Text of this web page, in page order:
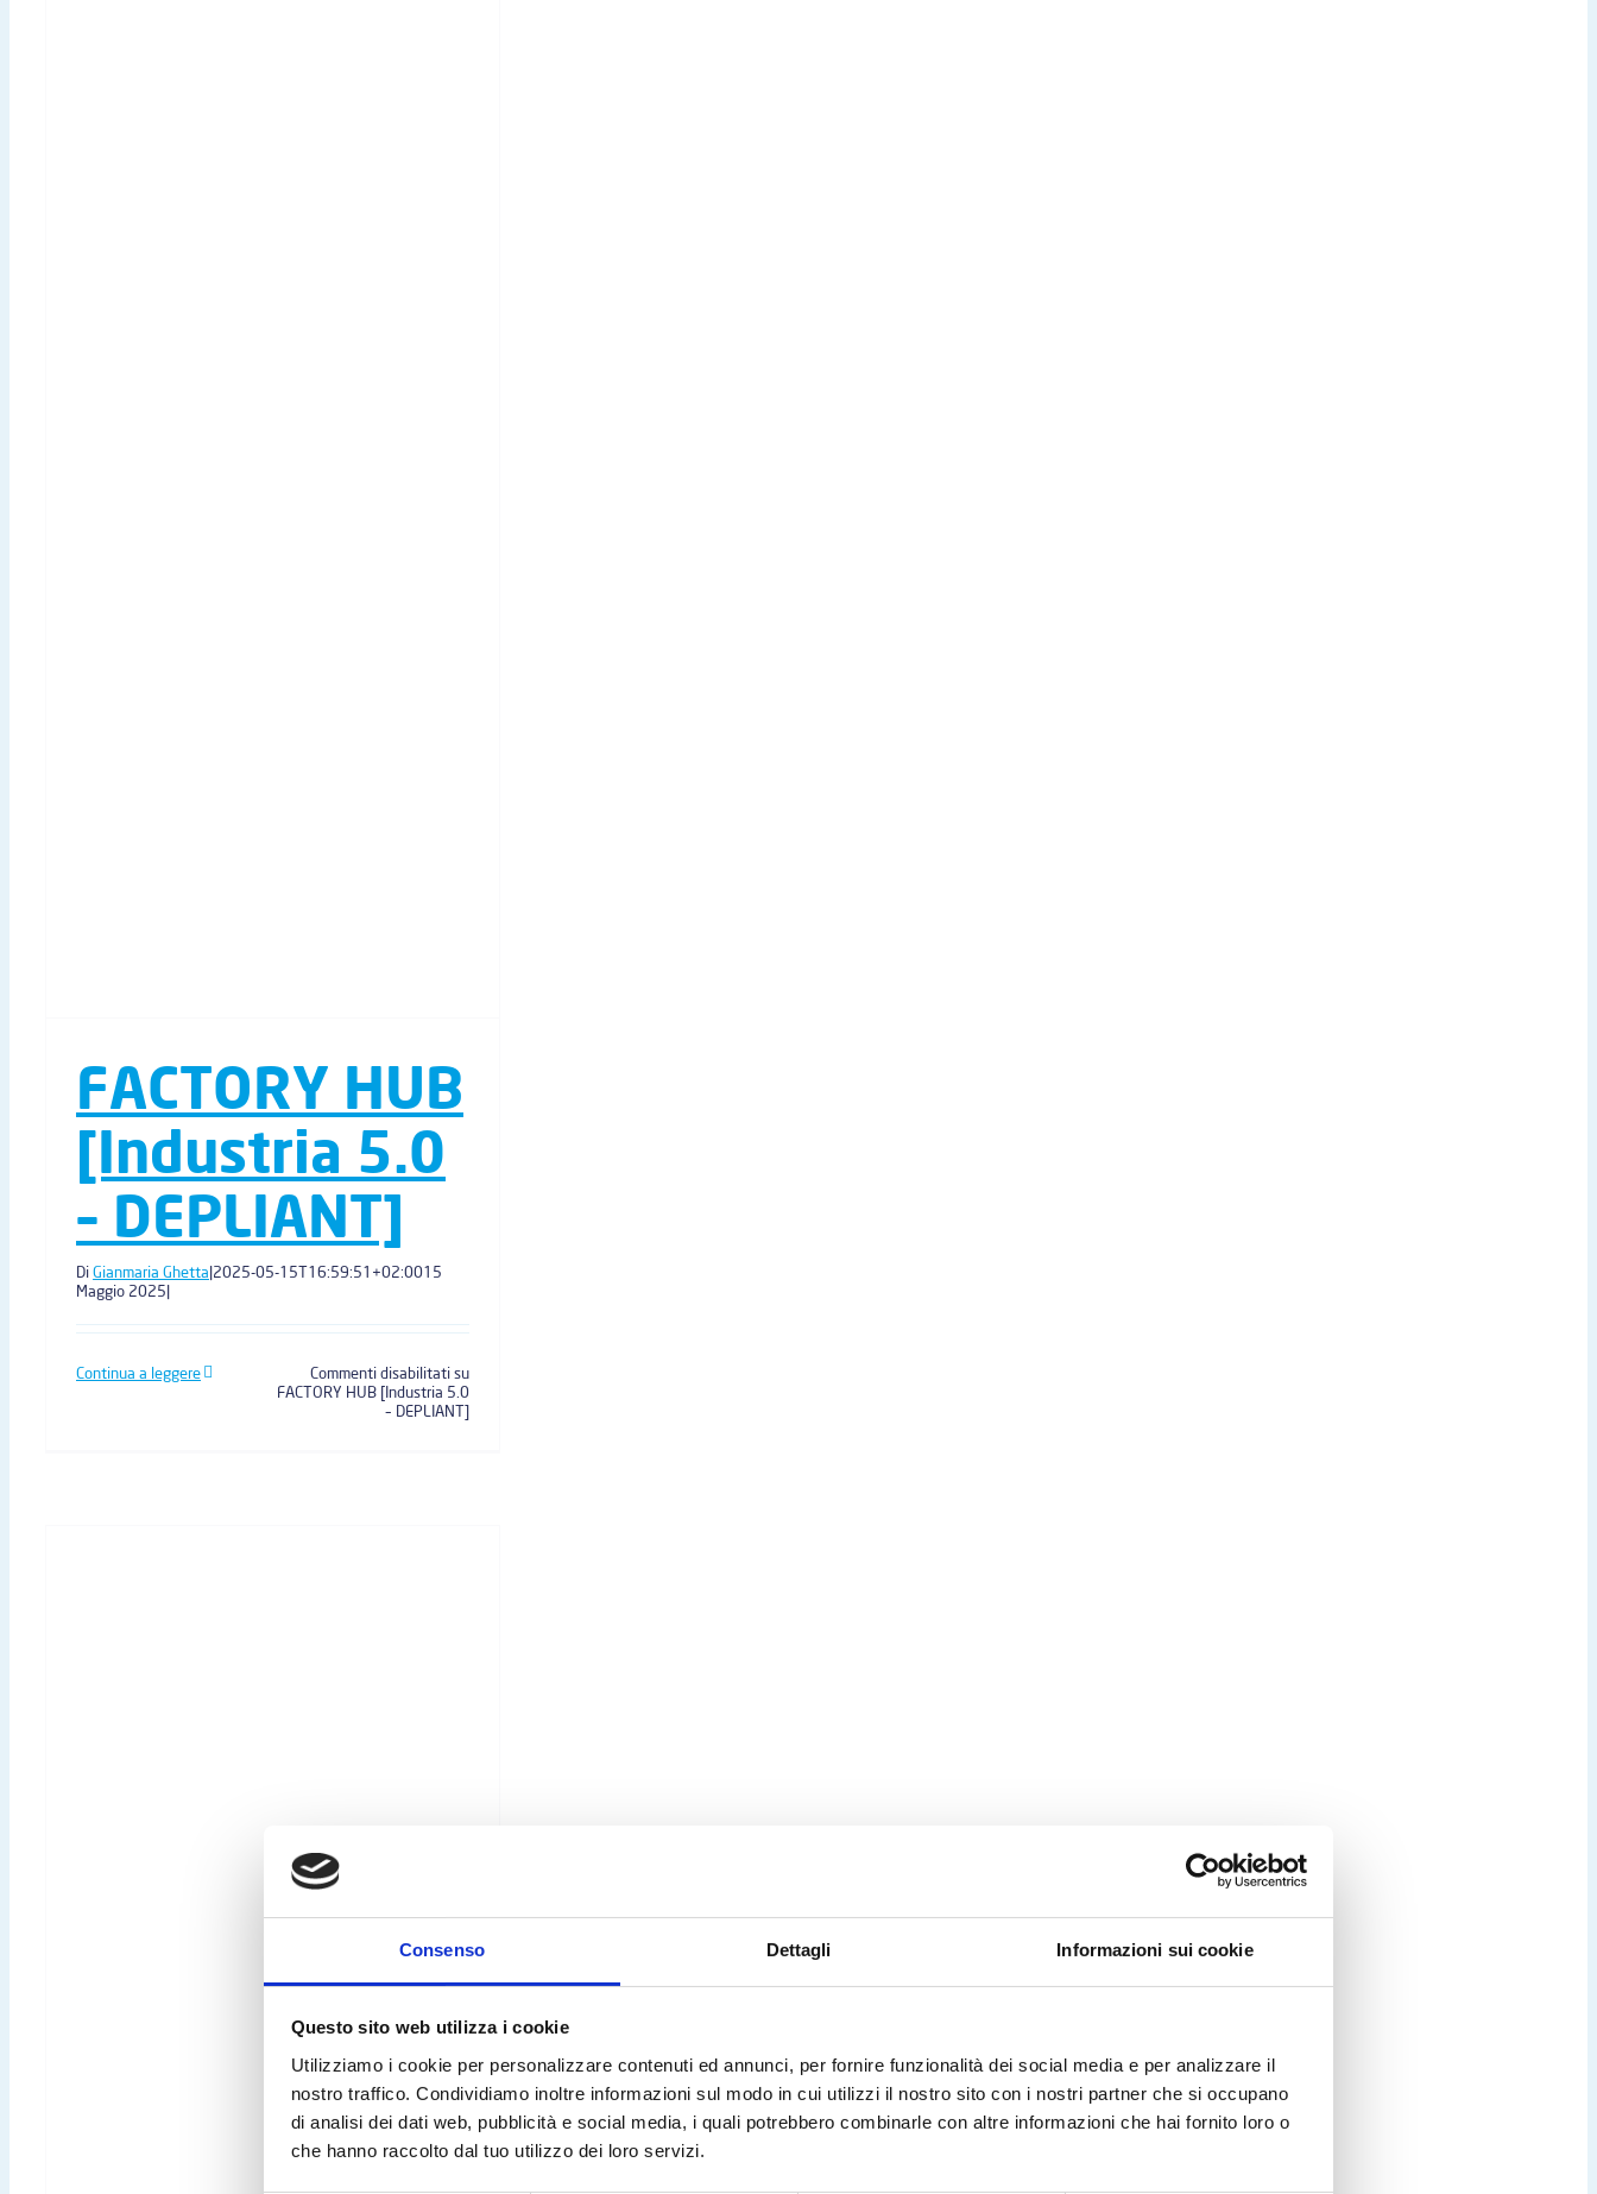
Consenso Dettagli Informazioni sui cookie
Questo sito web utilizza i cookie
Utilizziamo i cookie per personalizzare contenuti ed annunci, per fornire funzionalità dei social media e per analizzare il
nostro traffico. Condividiamo inoltre informazioni sul modo in cui utilizzi il nostro sito con i nostri partner che si occupano
di analisi dei dati web, pubblicità e social media, i quali potrebbero combinarle con altre informazioni che hai fornito loro o
che hanno raccolto dal tuo utilizzo dei loro servizi.
FACTORY HUB
[Industria 5.0
– DEPLIANT]
DiGianmaria Ghetta|2025-05-15T16:59:51+02:0015
Maggio 2025|
Continua a leggere Commenti disabilitatisu
FACTORY HUB [Industria 5.0
– DEPLIANT]